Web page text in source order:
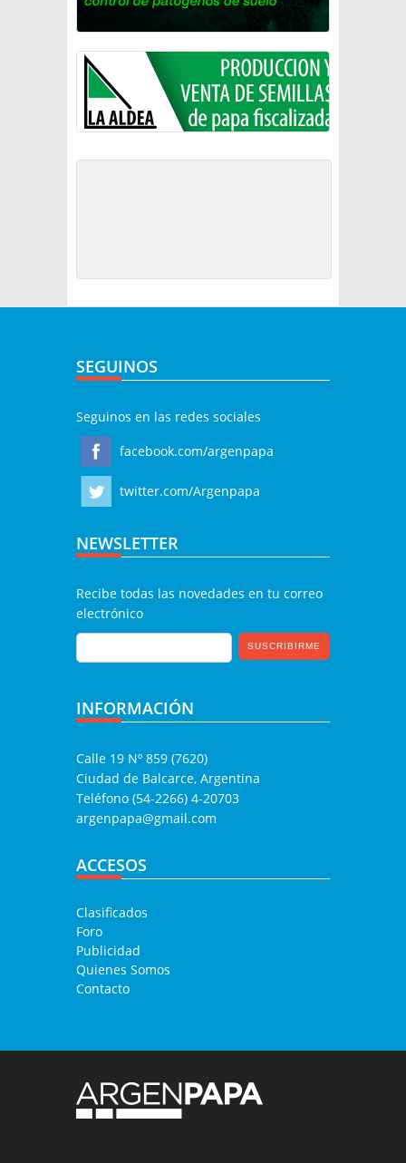
SEGUINOS
Seguinos en las redes sociales
facebook.com/argenpapa
twitter.com/Argenpapa
NEWSLETTER
Recibe todas las novedades en tu correo
electrónico
INFORMACIÓN
Calle 19 Nº 859 (7620)
Ciudad de Balcarce, Argentina
Teléfono (54-2266) 4-20703
argenpapa@gmail.com
ACCESOS
Clasificados
Foro
Publicidad
Quienes Somos
Contacto